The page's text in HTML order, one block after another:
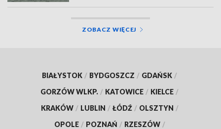
ZOBACZ WIĘCEJ
BIAŁYSTOK / BYDGOSZCZ / GDAŃSK /
GORZÓW WLKP. / KATOWICE / KIELCE /
KRAKÓW / LUBLIN / ŁÓDŹ / OLSZTYN /
OPOLE / POZNAŃ / RZESZÓW /